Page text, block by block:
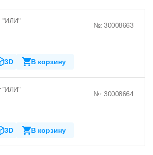
"ИЛИ"
№: 30008663
3D В корзину
"ИЛИ"
№: 30008664
3D В корзину